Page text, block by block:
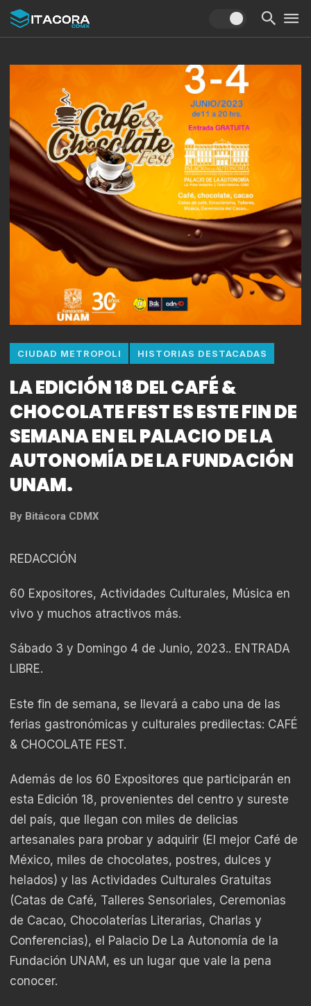
CIUDAD METROPOLI HISTORIAS DESTACADAS
LA EDICIÓN 18 DEL CAFÉ &
CHOCOLATE FEST ES ESTE FIN DE
SEMANA EN EL PALACIO DE LA
AUTONOMÍA DE LA FUNDACIÓN
UNAM.
By Bitácora CDMX
REDACCIÓN
60 Expositores, Actividades Culturales, Música en
vivo y muchos atractivos más.
Sábado 3 y Domingo 4 de Junio, 2023.. ENTRADA
LIBRE.
Este fin de semana, se llevará a cabo una de las
ferias gastronómicas y culturales predilectas: CAFÉ
& CHOCOLATE FEST.
Además de los 60 Expositores que participarán en
esta Edición 18, provenientes del centro y sureste
del país, que llegan con miles de delicias
artesanales para probar y adquirir (El mejor Café de
México, miles de chocolates, postres, dulces y
helados) y las Actividades Culturales Gratuitas
(Catas de Café, Talleres Sensoriales, Ceremonias
de Cacao, Chocolaterías Literarias, Charlas y
Conferencias), el Palacio De La Autonomía de la
Fundación UNAM, es un lugar que vale la pena
conocer.